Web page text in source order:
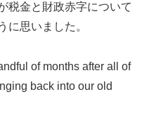
税金と財政赤字について
に思いました。
of months after all of
back into our old